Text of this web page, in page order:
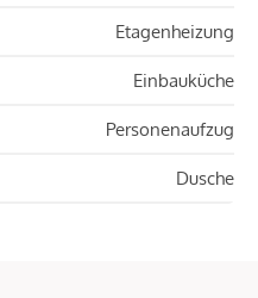
Etagenheizung
Einbauküche
Personenaufzug
Dusche